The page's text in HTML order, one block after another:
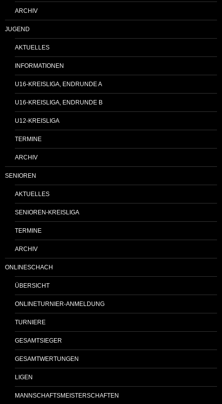
ARCHIV
JUGEND
AKTUELLES
INFORMATIONEN
U16-KREISLIGA, ENDRUNDE A
U16-KREISLIGA, ENDRUNDE B
U12-KREISLIGA
TERMINE
ARCHIV
SENIOREN
AKTUELLES
SENIOREN-KREISLIGA
TERMINE
ARCHIV
ONLINESCHACH
ÜBERSICHT
ONLINETURNIER-ANMELDUNG
TURNIERE
GESAMTSIEGER
GESAMTWERTUNGEN
LIGEN
MANNSCHAFTSMEISTERSCHAFTEN